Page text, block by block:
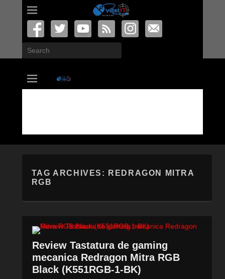
Search
vastIT.ro
Blog de Tehnologie
TAG ARCHIVES:
REDRAGON MITRA
RGB
Review Tastatura de gaming
mecanica Redragon Mitra RGB
Black (K551RGB-1-BK)